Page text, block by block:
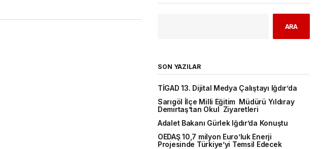
ARA
SON YAZILAR
TİGAD 13. Dijital Medya Çalıştayı Iğdır’da
Sarıgöl İlçe Milli Eğitim Müdürü Yıldıray
Demirtaş’tan Okul Ziyaretleri
Adalet Bakanı Gürlek Iğdır’da Konuştu
OEDAŞ 10,7 milyon Euro’luk Enerji
Projesinde Türkiye’yi Temsil Edecek